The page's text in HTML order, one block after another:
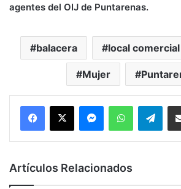
agentes del OIJ de Puntarenas.
balacera local comercial
Mujer
MessengerWhatsApp
Artículos Relacionados